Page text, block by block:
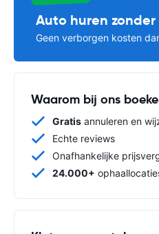
Auto huren zonder
Geen verborgen kosten
Waarom bij ons
Gratis annuleren en
Echte reviews
Onafhankelijke
24.000+